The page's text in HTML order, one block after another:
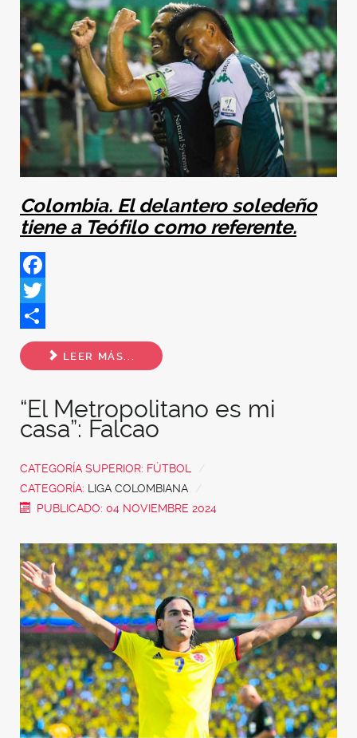
Colombia. El delantero soledeño
tiene a Teófilo como referente.
Facebook
Twitter
Share
LEER MÁS...
“El Metropolitano es mi
casa”: Falcao
CATEGORÍA SUPERIOR: FÚTBOL
CATEGORÍA: LIGA COLOMBIANA
PUBLICADO: 04 NOVIEMBRE 2024